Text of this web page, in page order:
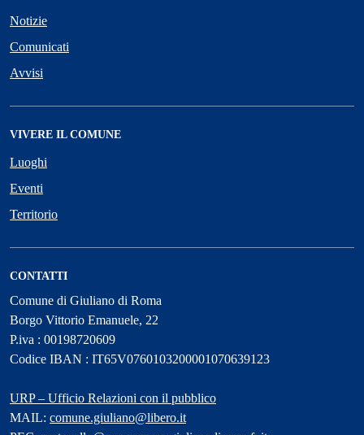
Notizie
Comunicati
Avvisi
VIVERE IL COMUNE
Luoghi
Eventi
Territorio
CONTATTI
Comune di Giuliano di Roma
Borgo Vittorio Emanuele, 22
P.iva : 00198720609
Codice IBAN : IT65V0760103200001070639123
URP – Ufficio Relazioni con il pubblico
MAIL: comune.giuliano@libero.it